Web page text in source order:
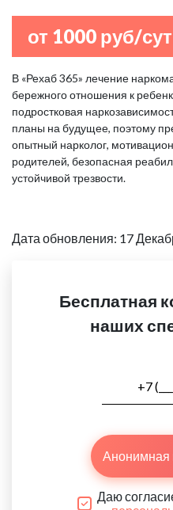
от 1000 руб/
В «Рехаб 365» лечение
бережного отношения к
подростковая
планы на будущее, поэтому
опытный нарколог,
родителей, безопасная
устойчивой трезвости.
Дата обновления: 17
Бесплатная
наших
Анонимная
Даю